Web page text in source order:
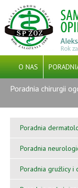
O NAS
Poradnia chirurgii
Poradnia
Poradnia
Poradnia gruźlicy i